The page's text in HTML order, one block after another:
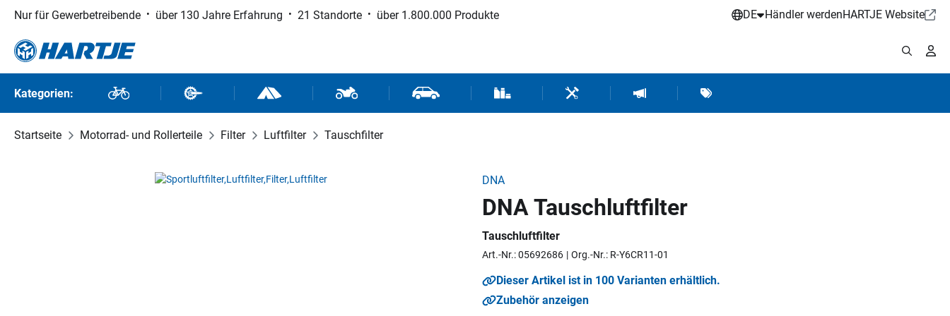
Hauptinhalt springen
Zur Suche springen
Zur Hauptnavigation springen
Nur für Gewerbetreibende über 130 Jahre Erfahrung 21 Standorte über 1.800.000 Produkte DE Händler werdenHARTJE Website
Kategorien: Fahrräder Fahrradteile Outdoor und SportMotorrad- und RollerteileFahrzeugteile und ZubehörVerbrauchsmaterial / Werkstattbedarf
Werkzeuge / Werkstattausrüstung
Hartje MarketingMarken
Startseite Motorrad- und Rollerteile Filter Luftfilter Tauschfilter
DNA
DNA Tauschluftfilter
Tauschluftfilter
Art.-Nr.: 05692686 Org.-Nr.: R-Y6CR11-01
Dieser Artikel ist in 100 Varianten erhältlich.
Zubehör anzeigen